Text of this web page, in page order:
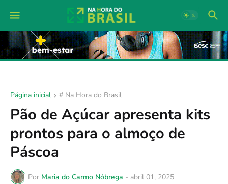
Página inicial # Na Hora do Brasil
Pão de Açúcar apresenta kits
prontos para o almoço de
Páscoa
Por Maria do Carmo Nóbrega - abril 01, 2025